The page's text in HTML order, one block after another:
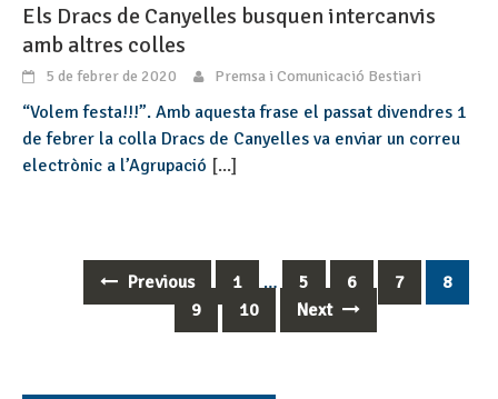
Els Dracs de Canyelles busquen intercanvis
amb altres colles
5 de febrer de 2020 Premsa i Comunicació Bestiari
“Volem festa!!!”. Amb aquesta frase el passat divendres 1
de febrer la colla Dracs de Canyelles va enviar un correu
electrònic a l’Agrupació [...]
Previous 1 … 5 6 7
8
9
10 Next